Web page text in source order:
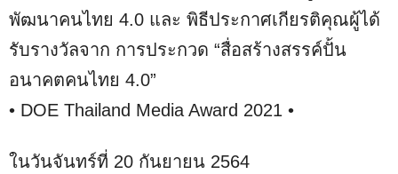
พัฒนาคนไทย 4.0 และ พิธีประกาศเกียรติคุณผู้ได้
รับรางวัลจาก การประกวด “สื่อสร้างสรรค์ปั้น
อนาคตคนไทย 4.0”
• DOE Thailand Media Award 2021 •
ในวันจันทร์ที่ 20 กันยายน 2564